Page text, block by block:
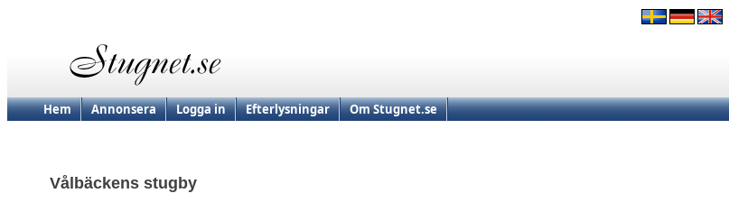
Hem Annonsera Logga in Efterlysningar Om Stugnet.se
Vålbäckens stugby